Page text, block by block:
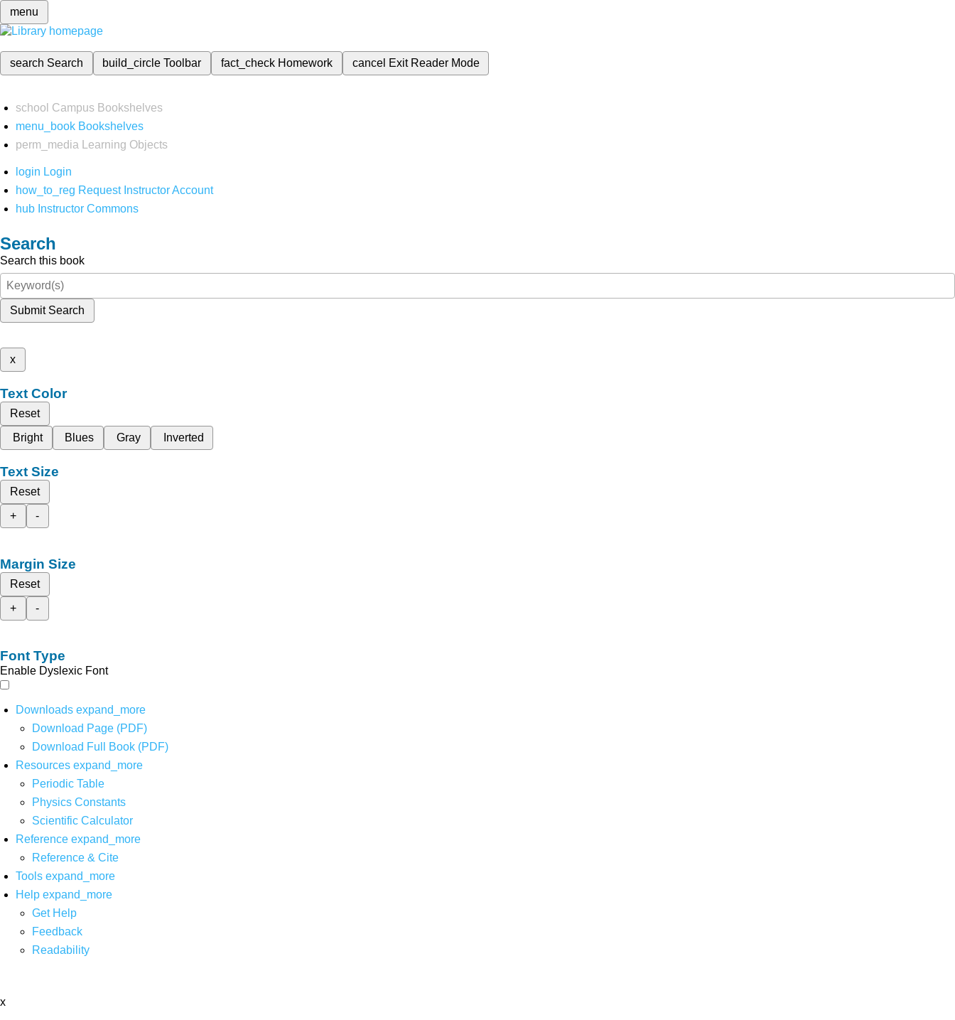
menu
search Search build_circleToolbar fact_check Homework cancel Exit Reader Mode
school Campus Bookshelves
menu_book Bookshelves
perm_media
Learning Objects
login Login
how_to_reg Request Instructor Account
hub Instructor Commons
Search
Search this book
Submit Search
x
Text Color
Reset
Bright
Blues Gray Inverted
Text Size
Reset
+
-
Margin Size
Reset
+
-
Font Type
Enable Dyslexic Font
Downloads expand_more
Download Page (PDF)
Download Full Book (PDF)
Resources expand_more
Periodic Table
Physics Constants
Scientific Calculator
Reference expand_more
Reference & Cite
Tools expand_more
Help expand_more
Get Help
Feedback
Readability
x